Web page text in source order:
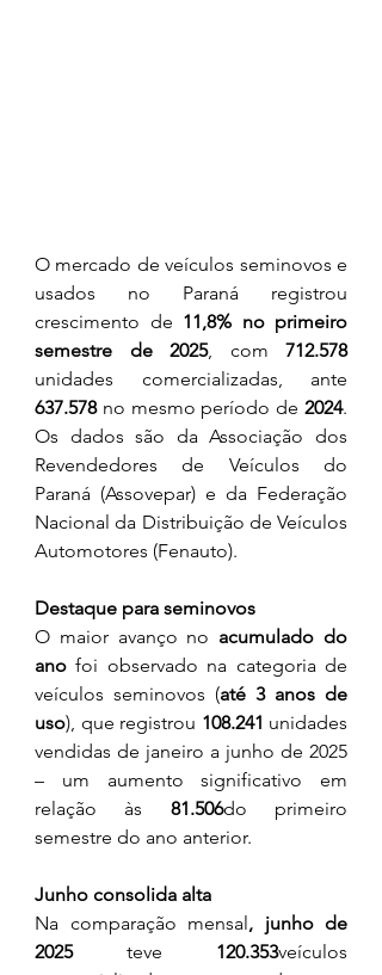
O mercado de veículos seminovos e
usados no Paraná registrou
crescimento de 11,8% no primeiro
semestre de 2025, com 712.578
637.578 no mesmo período de 2024.
Os dados são da Associação dos
Revendedores de Veículos do
Paraná (Assovepar) e da Federação
Nacional da Distribuição de Veículos
Automotores (Fenauto).
Destaque para seminovos
O maior avanço no acumulado do
ano foi observado na categoria de
veículos seminovos (até 3 anos de
uso), que registrou 108.241 unidades
vendidas de janeiro a junho de 2025
– um aumento significativo em
relação às 81.506do primeiro
semestre do ano anterior.
Junho consolida alta
Na comparação mensal, junho de
2025 teve 120.353veículos